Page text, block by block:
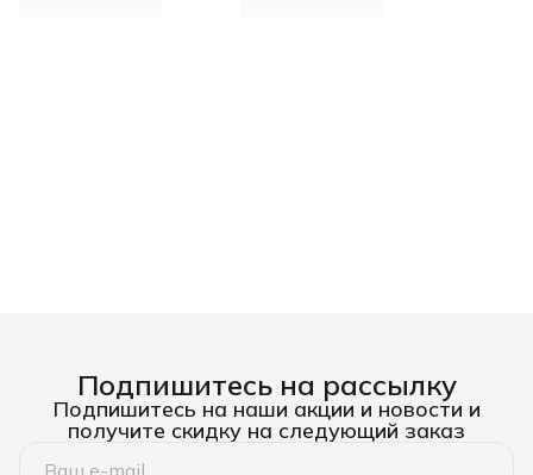
Подпишитесь на рассылку
Подпишитесь на наши акции и новости и
получите скидку на следующий заказ